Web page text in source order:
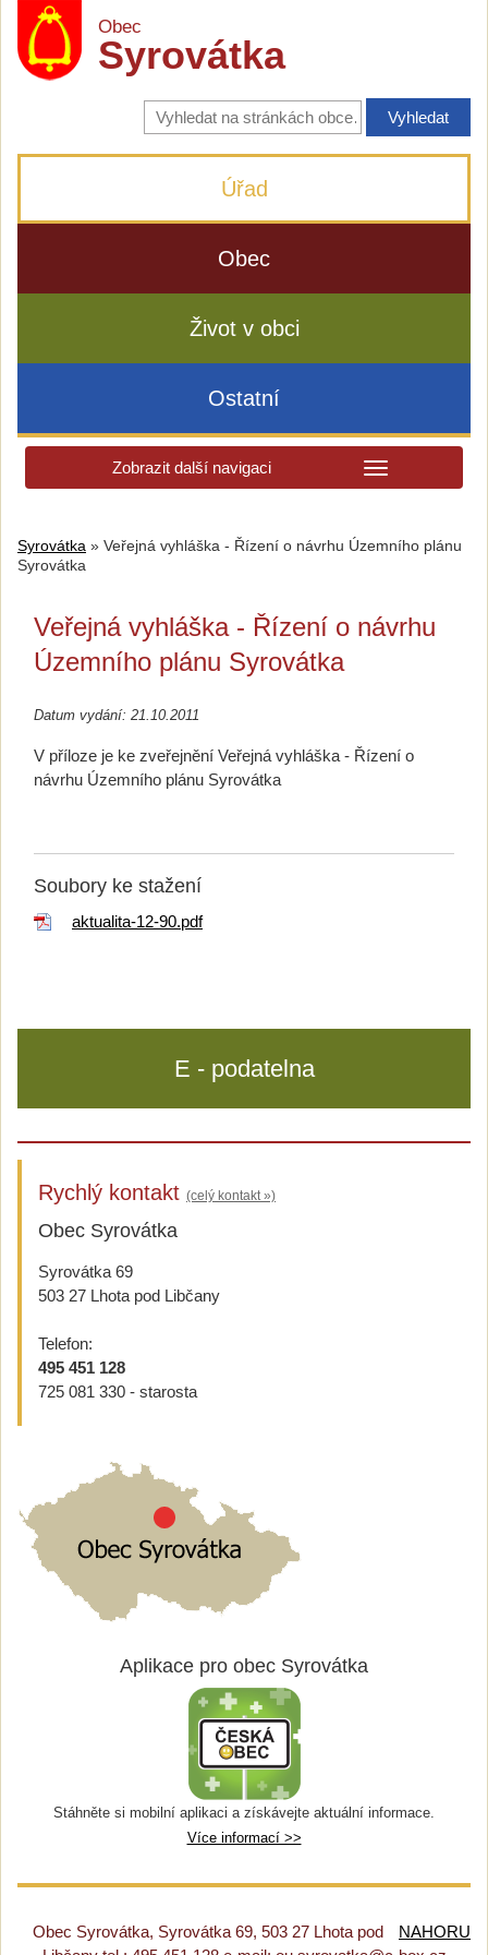
Obec
Syrovátka
Vyhledávání
na
stránkách
Úřad
Obec
Život v obci
Ostatní
Zobrazit další navigaci
Syrovátka » Veřejná vyhláška - Řízení o návrhu Územního plánu
Syrovátka
Veřejná vyhláška - Řízení o návrhu
Územního plánu Syrovátka
Datum vydání: 21.10.2011
V příloze je ke zveřejnění Veřejná vyhláška - Řízení o
návrhu Územního plánu Syrovátka
Soubory ke stažení
aktualita-12-90.pdf
E - podatelna
Rychlý kontakt (celý kontakt »)
Obec Syrovátka
Syrovátka 69
503 27 Lhota pod Libčany
Telefon:
495 451 128
725 081 330 - starosta
Aplikace pro obec Syrovátka
Stáhněte si mobilní aplikaci a získávejte aktuální informace.
Více informací >>
NAHORU
Obec Syrovátka, Syrovátka 69, 503 27 Lhota pod